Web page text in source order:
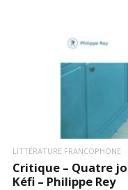
LITTÉRATURE FRANCOPHONE
Critique – Quatre
Kéfi – Philippe Rey